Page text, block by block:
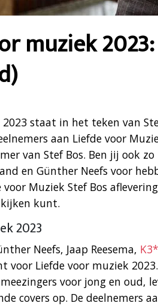
muziek
staat in het teken van
aan Liefde voor
van Stef Bos. Ben jij ook zo
en Günther Neefs voor
Muziek Stef Bos
kunt.
2023
Neefs, Jaap Reesema, K3*
voor Liefde voor muziek 2023.
voor jong en oud,
covers op. De deelnemers